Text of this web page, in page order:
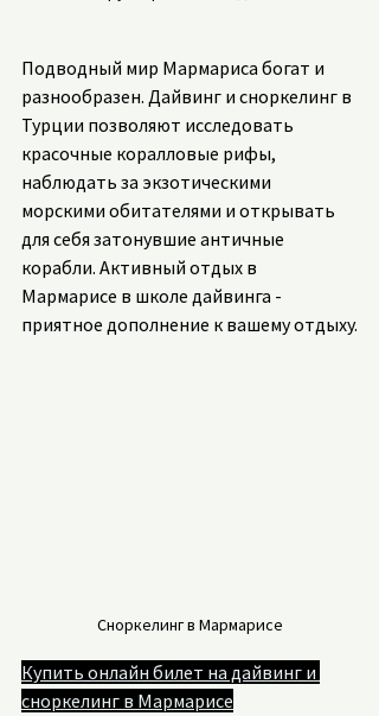
Подводный мир Мармариса богат и
разнообразен. Дайвинг и сноркелинг в
Турции позволяют исследовать
красочные коралловые рифы,
наблюдать за экзотическими
морскими обитателями и открывать
для себя затонувшие античные
корабли. Активный отдых в
Мармарисе в школе дайвинга -
приятное дополнение к вашему отдыху.
Сноркелинг в Мармарисе
Купить онлайн билет на дайвинг и
сноркелинг в Мармарисе